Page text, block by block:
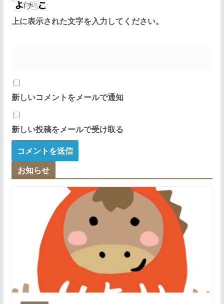
上に表示された文字を入力してください。
新しいコメントをメールで通知
新しい投稿をメールで受け取る
お知らせ